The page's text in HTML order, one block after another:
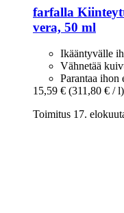
farfalla
vera, 50 ml
Ikääntyvälle
Vähnetää
Parantaa ihon
15,59 € (311,80 € / l)
Toimitus 17.